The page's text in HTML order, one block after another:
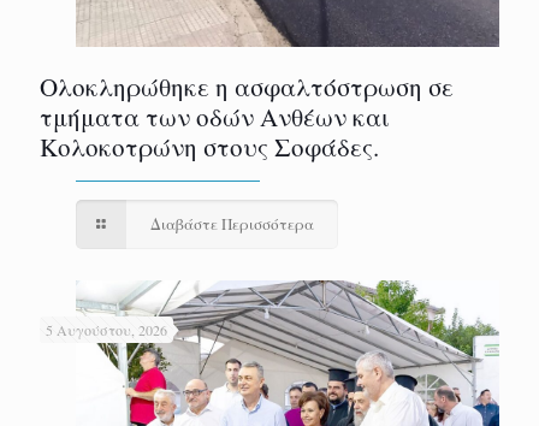
Ολοκληρώθηκε η ασφαλτόστρωση σε
τμήματα των οδών Ανθέων και
Κολοκοτρώνη στους Σοφάδες.
Διαβάστε Περισσότερα
5 Αυγούστου, 2026